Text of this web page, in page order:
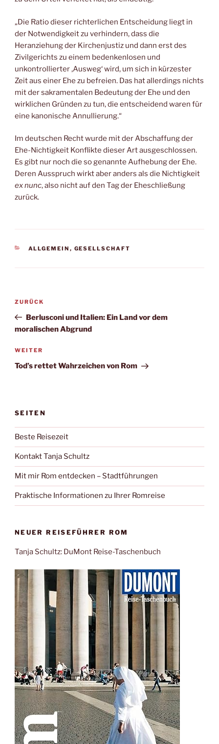
„Die Ratio dieser richterlichen Entscheidung liegt in
der Notwendigkeit zu verhindern, dass die
Heranziehung der Kirchenjustiz und dann erst des
Zivilgerichts zu einem bedenkenlosen und
unkontrollierter ‚Ausweg‘ wird, um sich in kürzester
Zeit aus einer Ehe zu befreien. Das hat allerdings nichts
mit der sakramentalen Bedeutung der Ehe und den
wirklichen Gründen zu tun, die entscheidend waren für
eine kanonische Annullierung.“
Im deutschen Recht wurde mit der Abschaffung der
Ehe-Nichtigkeit Konflikte dieser Art ausgeschlossen.
Es gibt nur noch die so genannte Aufhebung der Ehe.
Deren Ausspruch wirkt aber anders als die Nichtigkeit
ex nunc, also nicht auf den Tag der Eheschließung
zurück.
KATEGORIEN
ALLGEMEIN , GESELLSCHAFT
Beitragsnavigation
Vorheriger
Beitrag
ZURÜCK
Berlusconi und Italien: Ein Land vor dem
moralischen Abgrund
Nächster
Beitrag
WEITER
Tod’s rettet Wahrzeichen von Rom
SEITEN
Beste Reisezeit
Kontakt Tanja Schultz
Mit mir Rom entdecken – Stadtführungen
Praktische Informationen zu Ihrer Romreise
NEUER REISEFÜHRER ROM
Tanja Schultz: DuMont Reise-Taschenbuch